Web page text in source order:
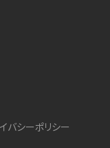
バシーポリシー